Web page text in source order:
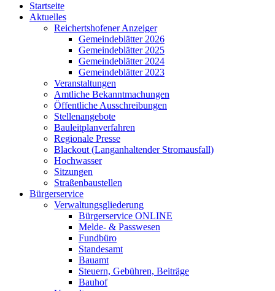
Startseite
Aktuelles
Reichertshofener Anzeiger
Gemeindeblätter 2026
Gemeindeblätter 2025
Gemeindeblätter 2024
Gemeindeblätter 2023
Veranstaltungen
Amtliche Bekanntmachungen
Öffentliche Ausschreibungen
Stellenangebote
Bauleitplanverfahren
Regionale Presse
Blackout (Langanhaltender Stromausfall)
Hochwasser
Sitzungen
Straßenbaustellen
Bürgerservice
Verwaltungsgliederung
Bürgerservice ONLINE
Melde- & Passwesen
Fundbüro
Standesamt
Bauamt
Steuern, Gebühren, Beiträge
Bauhof